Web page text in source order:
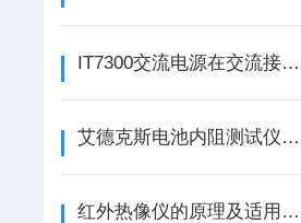
IT7300交流电源在交流接触器上的测试应用
艾德克斯电池内阻测试仪使用方法全解析
红外热像仪的原理及适用介绍